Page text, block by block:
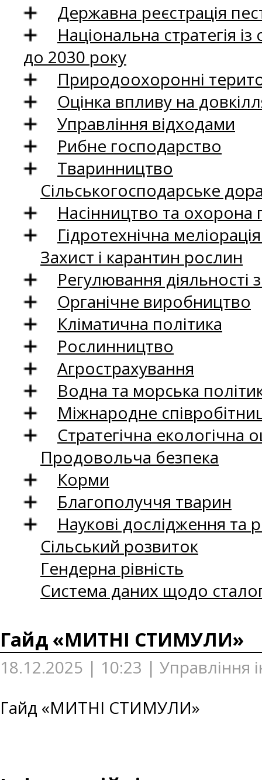
Державна реєстрація
Національна стратегія
до 2030 року
Природоохоронні
Оцінка впливу на
Управління відходами
Рибне господарство
Тваринництво
Сільськогосподарське
Насінництво та
Гідротехнічна
Захист і карантин рослин
Регулювання
Органічне виробництво
Кліматична політика
Рослинництво
Агрострахування
Водна та морська
Міжнародне
Стратегічна екологічна
Продовольча безпека
Корми
Благополуччя тварин
Наукові дослідження та
Сільський розвиток
Гендерна рівність
Система даних щодо
Гайд «МИТНІ СТИМУЛИ»
18.12.2025 | 10:23 | Управління
Гайд «МИТНІ СТИМУЛИ»